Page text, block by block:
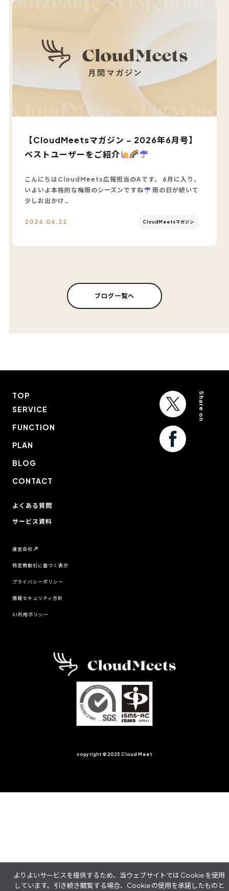
【CloudMeetsマガジン – 2026年6月号】
ベストユーザーをご紹介
こんにちはCloudMeets広報担当のAです。 6月に入り、
いよいよ本格的な梅雨のシーズンですね
雨の日が続いて
少しお出かけ…
2026.06.22 CloudMeetsマガジン
ブログ一覧へ
TOP
SERVICE
FUNCTION
PLAN
BLOG
CONTACT
Share on
よくある質問
サービス資料
運営会社
特定商取引に基づく表示
プライバシーポリシー
情報セキュリティ方針
AI利用ポリシー
copyright ©︎2025 Cloud Meet
よりよいサービスを提供するため、当ウェブサイトでは Cookie を使用
しています。引き続き閲覧する場合、Cookie の使用を承諾したものと